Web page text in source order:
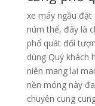
xe máy ngầu đặt
núm thể, đây là
phổ quát đối
dùng Quý khách
niên mang lại
nền móng này
chuyên cung